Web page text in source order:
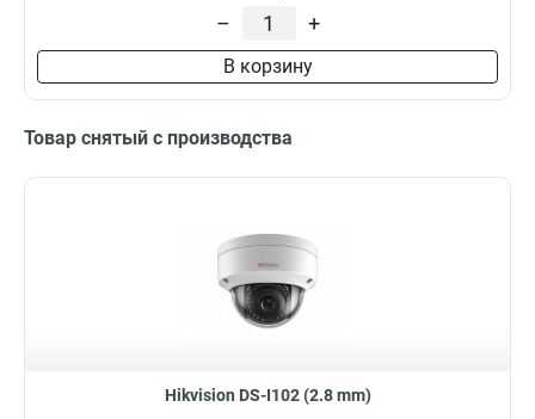
– +
В корзину
Товар снятый с производства
Hikvision DS-I102 (2.8 mm)